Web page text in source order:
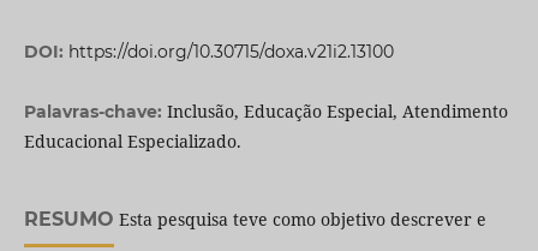
DOI: https://doi.org/10.30715/doxa.v21i2.13100
Palavras-chave: Inclusão, Educação Especial, Atendimento
Educacional Especializado.
RESUMO Esta pesquisa teve como objetivo descrever e